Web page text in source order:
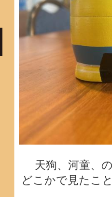
天狗、河童、
どこかで見たこ